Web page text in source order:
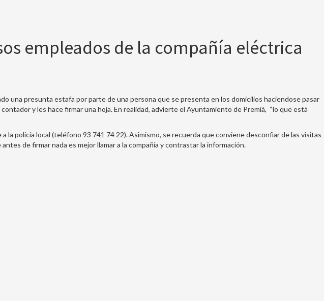
empleados de la compañía eléctrica
una presunta estafa por parte de una persona que se presenta en los domicilios haciendose pasar
y les hace firmar una hoja. En realidad, advierte el Ayuntamiento de Premià, “lo que está
policía local (teléfono 93 741 74 22). Asimismo, se recuerda que conviene desconfiar de las visitas
de firmar nada es mejor llamar a la compañía y contrastar la información.